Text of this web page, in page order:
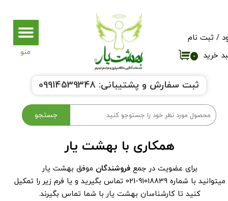
جستجو
۰ خرید
/ ثبت نام
تغییر گذر واژه
خروج از حساب کاربری
ثبت سفارش و پشتیبانی: 09914539348
همکاری با بهشت یار
برای عضویت در جمع فروشندگان موفق بهشت یار
میتوانید با شماره 91018839-021 تماس بگیرید و یا فرم زیر را تمکیل
کنید تا کارشناسان بهشت یار با شما تماس بگیرند.